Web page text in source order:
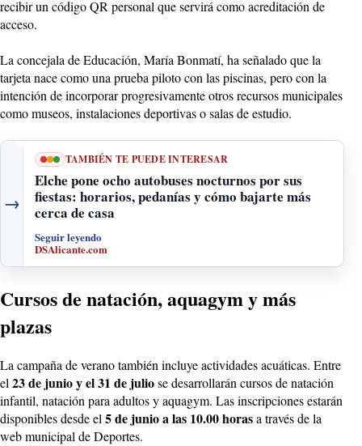
recibir un código QR personal que servirá como acreditación de
acceso.
La concejala de Educación, María Bonmatí, ha señalado que la
tarjeta nace como una prueba piloto con las piscinas, pero con la
intención de incorporar progresivamente otros recursos municipales
como museos, instalaciones deportivas o salas de estudio.
→
TAMBIÉN TE PUEDE INTERESAR
Elche pone ocho autobuses nocturnos por sus
fiestas: horarios, pedanías y cómo bajarte más
cerca de casa
Seguir leyendo
DSAlicante.com
Cursos de natación, aquagym y más
plazas
La campaña de verano también incluye actividades acuáticas. Entre
el 23 de junio y el 31 de juliose desarrollarán cursos de natación
infantil, natación para adultos y aquagym. Las inscripciones estarán
disponibles desde el 5 de junio a las 10.00 horasa través de la
web municipal de Deportes.